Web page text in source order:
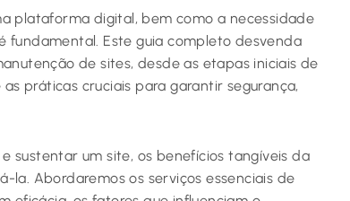
plataforma digital, bem como a necessidade
fundamental. Este guia completo desvenda
de sites, desde as etapas iniciais de
práticas cruciais para garantir segurança,
sustentar um site, os benefícios tangíveis da
la. Abordaremos os serviços essenciais de